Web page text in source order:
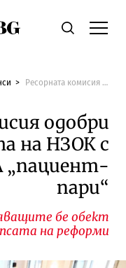
Economic.bgТърсене
Ресорната комисия одобри проектобюджета на НЗОК с неработещ модел „пациент-пари“
одобри
на НЗОК с
„пациент-
пари“
бе обект
на реформи